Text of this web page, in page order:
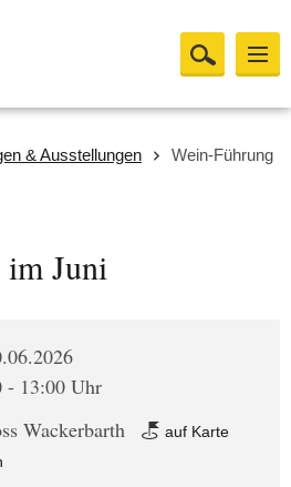
& Ausstellungen
Wein-Führung
Juni
- 13:00 Uhr
Wackerbarth
auf Karte